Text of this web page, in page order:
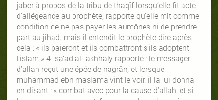
jaber à propos de la tribu de thaqîf lorsqu’elle fit acte
d’allégeance au prophète, rapporte qu’elle mit comme
condition de ne pas payer les aumônes ni de prendre
part au jihād. mais il entendit le prophète dire après
cela : « ils paieront et ils combattront s’ils adoptent
l’islam » 4- sa’ad al- ashhaly rapporte : le messager
d’allah reçut une épée de nagrân, et lorsque
muhammad ebn maslama vint le voir, il la lui donna
en disant : « combat avec pour la cause d’allah, et si